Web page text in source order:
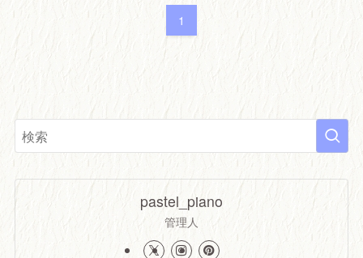
1
pastel_piano
管理人